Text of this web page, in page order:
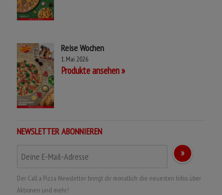
Reise Wochen
1. Mai 2026
Produkte ansehen
NEWSLETTER ABONNIEREN
Der Call a Pizza Newsletter bringt dir monatlich die neuesten Infos über
Aktionen und mehr!